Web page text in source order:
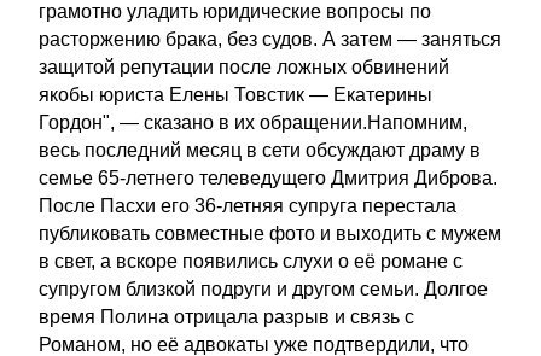
грамотно уладить юридические вопросы по
расторжению брака, без судов. А затем — заняться
защитой репутации после ложных обвинений
якобы юриста Елены Товстик — Екатерины
Гордон", — сказано в их обращении.Напомним,
весь последний месяц в сети обсуждают драму в
семье 65-летнего телеведущего Дмитрия Диброва.
После Пасхи его 36-летняя супруга перестала
публиковать совместные фото и выходить с мужем
в свет, а вскоре появились слухи о её романе с
супругом близкой подруги и другом семьи. Долгое
время Полина отрицала разрыв и связь с
Романом, но её адвокаты уже подтвердили, что